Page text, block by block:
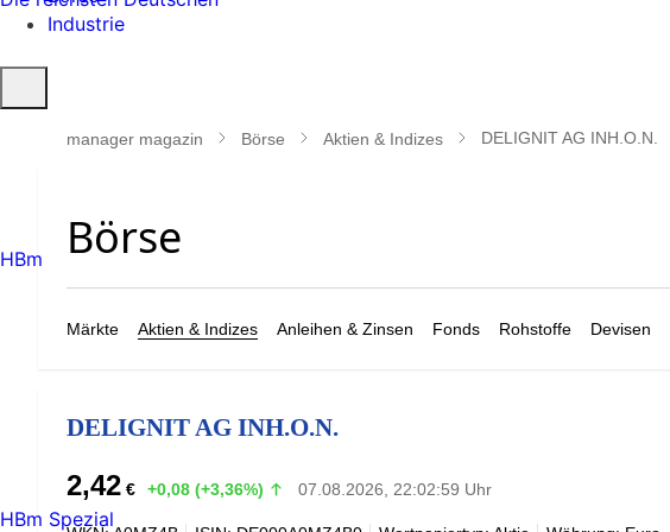
Industrie
öffnen
manager magazin Börse Aktien & Indizes DELIGNIT AG INH.O.N.
Märkte Aktien & Indizes Anleihen & Zinsen Fonds Rohstoffe Devisen
DELIGNIT AG INH.O.N.
2,42 € +0,08 (+3,36%) 07.08.2026, 22:02:59 Uhr
HBm
HBm Spezial